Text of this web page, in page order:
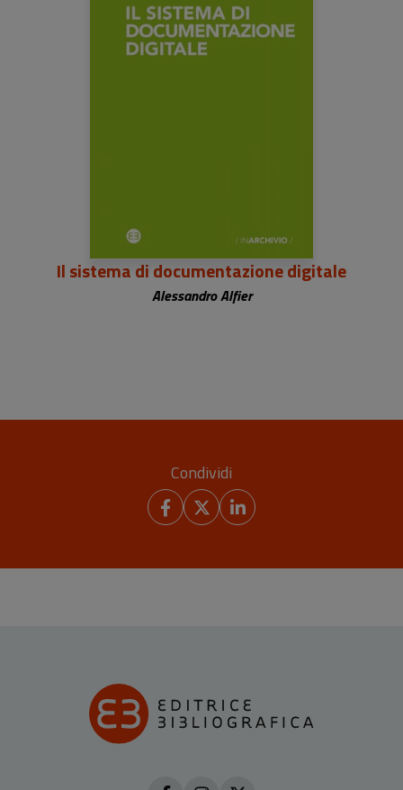
Il sistema di documentazione digitale
Alessandro Alfier
Condividi